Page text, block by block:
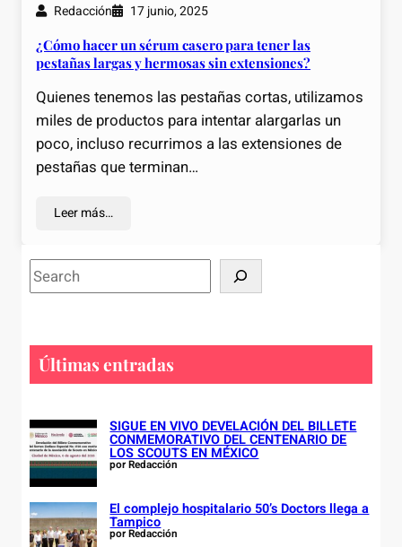
Redacción 17 junio, 2025
¿Cómo hacer un sérum casero para tener las
pestañas largas y hermosas sin extensiones?
Quienes tenemos las pestañas cortas, utilizamos
miles de productos para intentar alargarlas un
poco, incluso recurrimos a las extensiones de
pestañas que terminan…
Leer más…
S
e
h
Últimas entradas
SIGUE EN VIVO DEVELACIÓN DEL BILLETE
CONMEMORATIVO DEL CENTENARIO DE
LOS SCOUTS EN MÉXICO
por Redacción
El complejo hospitalario 50’s Doctors llega a
Tampico
por Redacción